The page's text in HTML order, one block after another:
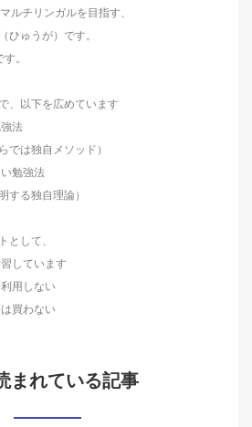
ルチリンガルを目指す、
ひゅうが）です。
。
、以下を広めています
法
は独自メソッド）
勉強法
る独自理論）
として、
しています
用しない
買わない
まれている記事